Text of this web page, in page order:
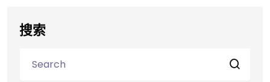
搜索